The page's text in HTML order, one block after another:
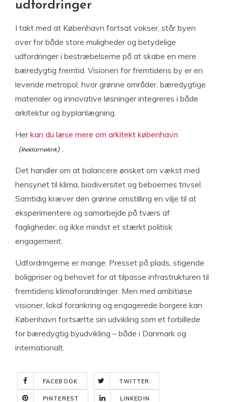
udfordringer
I takt med at København fortsat vokser, står byen
over for både store muligheder og betydelige
udfordringer i bestræbelserne på at skabe en mere
bæredygtig fremtid. Visionen for fremtidens by er en
levende metropol, hvor grønne områder, bæredygtige
materialer og innovative løsninger integreres i både
arkitektur og byplanlægning.
Herkan du læse mere om arkitekt københavn
.
Det handler om at balancere ønsket om vækst med
hensynet til klima, biodiversitet og beboernes trivsel.
Samtidig kræver den grønne omstilling en vilje til at
eksperimentere og samarbejde på tværs af
fagligheder, og ikke mindst et stærkt politisk
engagement.
Udfordringerne er mange: Presset på plads, stigende
boligpriser og behovet for at tilpasse infrastrukturen til
fremtidens klimaforandringer. Men med ambitiøse
visioner, lokal forankring og engagerede borgere kan
København fortsætte sin udvikling som et forbillede
for bæredygtig byudvikling – både i Danmark og
internationalt.
FACEBOOK TWITTER
PINTEREST LINKEDIN